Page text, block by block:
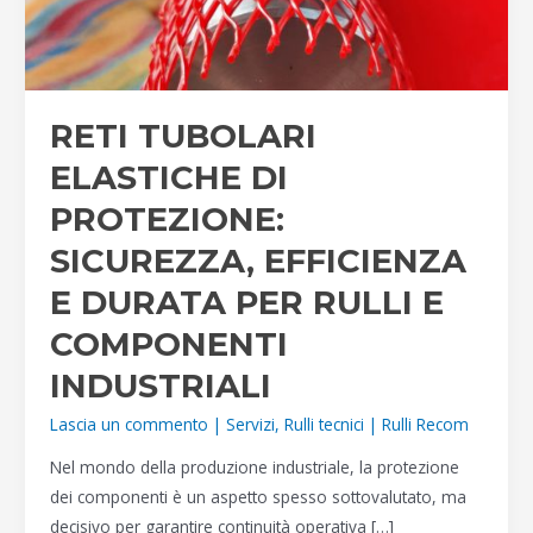
RETI TUBOLARI
ELASTICHE DI
PROTEZIONE:
SICUREZZA, EFFICIENZA
E DURATA PER RULLI E
COMPONENTI
INDUSTRIALI
Lascia un commento | Servizi, Rulli tecnici | Rulli Recom
Nel mondo della produzione industriale, la protezione
dei componenti è un aspetto spesso sottovalutato, ma
decisivo per garantire continuità operativa […]